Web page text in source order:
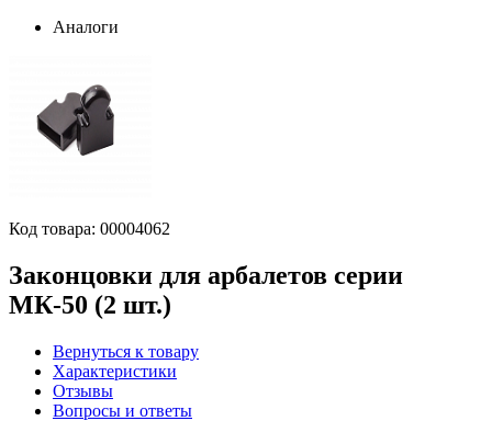
Аналоги
Код товара: 00004062
Законцовки для арбалетов серии
МК-50 (2 шт.)
Вернуться к товару
Характеристики
Отзывы
Вопросы и ответы